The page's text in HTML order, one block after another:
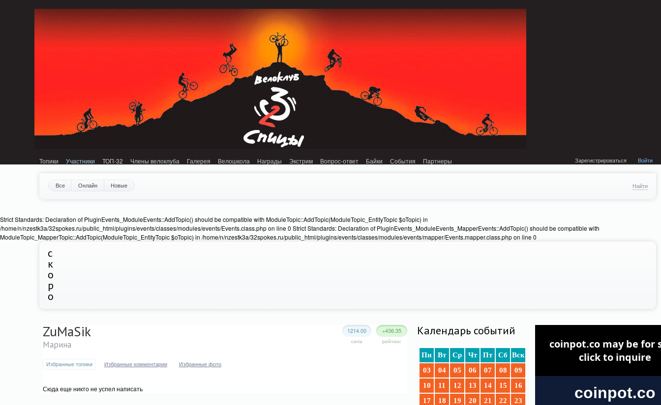
Топики Участники ТОП-32 Члены велоклуба Галерея Велошкола Награды Экстрим Вопрос-ответ Байки События Партнеры Зарегистрироваться Войти
Все Онлайн Новые Найти
Strict Standards: Declaration of PluginEvents_ModuleEvents::AddTopic() should be compatible with ModuleTopic::AddTopic(ModuleTopic_EntityTopic $oTopic) in
/home/n/nzestk3a/32spokes.ru/public_html/plugins/events/classes/modules/events/Events.class.php on line 0 Strict Standards: Declaration of PluginEvents_ModuleEvents_MapperEvents::AddTopic() should be compatible with
ModuleTopic_MapperTopic::AddTopic(ModuleTopic_EntityTopic $oTopic) in /home/n/nzestk3a/32spokes.ru/public_html/plugins/events/classes/modules/events/mapper/Events.mapper.class.php on line 0
с
к
о
р
о
Календарь событий
Пн Вт Ср Чт Пт Сб
Вск
03
04 05 06 07 08
09
10
11 12 13 14 15
16
17
18 19 20 21 22
23
+436.35
рейтинг
1214.00
сила
ZuMaSik
Марина
Избранные топики Избранные комментарии Избранные фото
Сюда еще никто не успел написать